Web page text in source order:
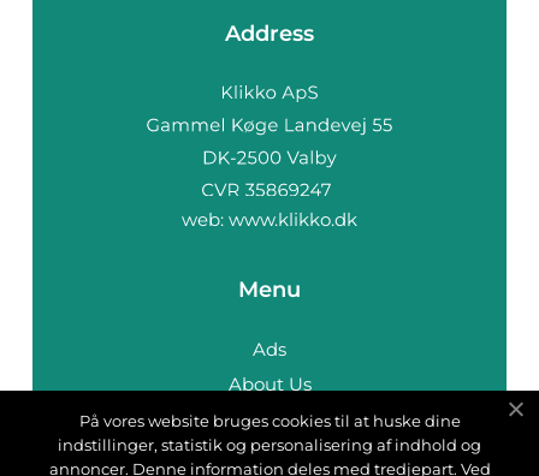
Address
web: www.klikko.dk
Menu
Ads
About Us
Cookies
Contact
På vores website bruges cookies til at huske dine
indstillinger, statistik og personalisering af indhold og
annoncer. Denne information deles med tredjepart. Ved